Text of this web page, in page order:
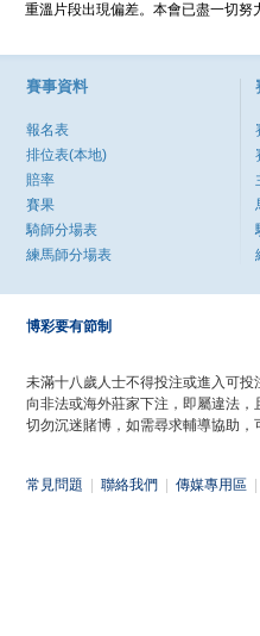
重溫片段出現偏差。本會已盡一切
賽事資料
報名表
排位表(本地)
賠率
賽果
騎師分場表
練馬師分場表
博彩要有節制
未滿十八歲人士不得投注或進入可投
向非法或海外莊家下注，即屬違法，
切勿沉迷賭博，如需尋求輔導協助，
常見問題 聯絡我們 傳媒專用區